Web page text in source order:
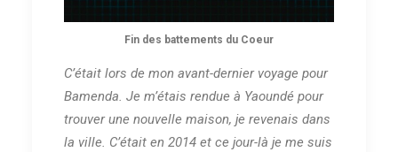
Fin des battements du Coeur
C’était lors de mon avant-dernier voyage pour
Bamenda. Je m’étais rendue à Yaoundé pour
trouver une nouvelle maison, je revenais dans
la ville. C’était en 2014 et ce jour-là je me suis